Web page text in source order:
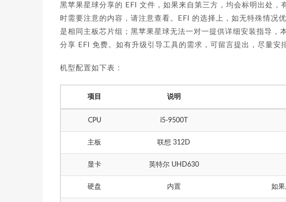
黑苹果星球分享的 EFI 文件，如果来自第三方，均会标明出处，
时需要注意的内容，请注意查看。EFI 的选择上，如无特殊情况
是相同主板芯片组；黑苹果星球无法一对一提供详细安装指导，
分享 EFI 免费。如有升级引导工具的需求，可留言提出，尽量安
机型配置如下表：
项目 说明
CPU i5-9500T
主板 联想 312D
显卡 英特尔 UHD630
硬盘 内置 如